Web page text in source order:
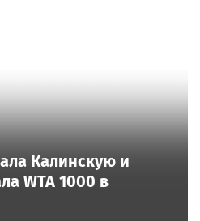
Калинскую и
WTA 1000 в